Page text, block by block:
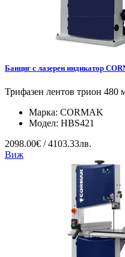
Банциг с лазерен индикатор
Трифазен лентов трион 480
Марка: CORMAK
Модел: HBS421
2098.00€ / 4103.33лв.
Виж